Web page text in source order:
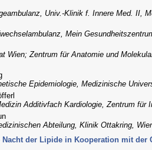
Univ.-Klinik f. Innere Med. II,
Mein
Wien; Zentrum für Anatomie und
Epidemiologie, Medizinische
Additivfach Kardiologie, Zentrum für
Abteilung, Klinik Ottakring,
Nacht der Lipide in Kooperation mit der